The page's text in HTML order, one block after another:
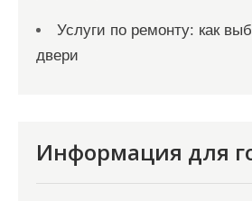
Услуги по ремонту: как
двери
Информация для